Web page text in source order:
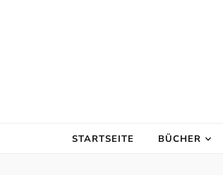
STARTSEITE BÜCHER